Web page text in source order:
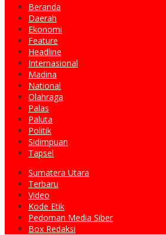
Beranda
Daerah
Ekonomi
Feature
Headline
Internasional
Madina
National
Olahraga
Palas
Paluta
Politik
Sidimpuan
Tapsel
Sumatera Utara
Terbaru
Video
Kode Etik
Pedoman Media Siber
Box Redaksi